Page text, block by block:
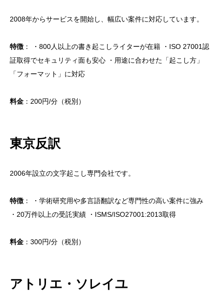
2008年からサービスを開始し、幅広い案件に対応しています。
特徴 ： ・800人以上の書き起こしライターが在籍 ・ISO 27001認
証取得でセキュリティ面も安心 ・用途に合わせた「起こし方」
「フォーマット」に対応
料金 ：200円/分（税別）
東京反訳
2006年設立の文字起こし専門会社です。
特徴 ： ・学術研究用や多言語翻訳など専門性の高い案件に強み
・20万件以上の受託実績 ・ISMS/ISO27001:2013取得
料金 ：300円/分（税別）
アトリエ・ソレイユ